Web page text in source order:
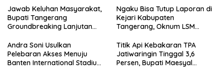
Jawab Keluhan Masyarakat,
Bupati Tangerang
Groundbreaking Lanjutan
Ngaku Bisa Tutup Laporan di
Kejari Kabupaten
Tangerang, Oknum LSM
Rp15 Juta dari Tiga Kades
Andra Soni Usulkan
Pelebaran Akses Menuju
Banten International Stadium,
Titik Api Kebakaran TPA
Jatiwaringin Tinggal 3,6
Persen, Bupati Maesyal